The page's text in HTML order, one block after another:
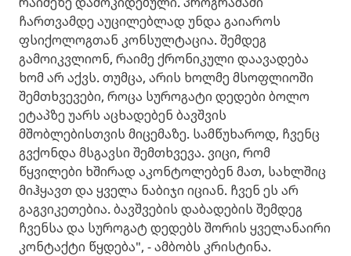
ჩართვამდე აუცილებლად უნდა გაიაროს
ფსიქოლოგთან კონსულტაცია. შემდეგ
გამოიკვლიონ, რაიმე ქრონიკული დაავადება
ხომ არ აქვს. თუმცა, არის ხოლმე მსოფლიოში
შემთხვევები, როცა სუროგატი დედები ბოლო
ეტაპზე უარს აცხადებენ ბავშვის
მშობლებისთვის მიცემაზე. სამწუხაროდ, ჩვენც
გვქონდა მსგავსი შემთხვევა. ვიცი, რომ
წყვილები ხშირად აკონტოლებენ მათ, სახლშიც
მიჰყავთ და ყველა ნაბიჯი იციან. ჩვენ ეს არ
გაგვიკეთებია. ბავშვების დაბადების შემდეგ
ჩვენსა და სუროგატ დედებს შორის ყველანაირი
კონტაქტი წყდება", - ამბობს კრისტინა.